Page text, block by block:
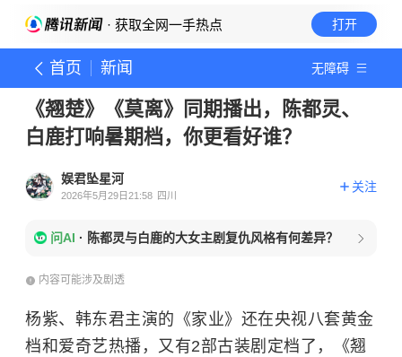
· 获取全网一手热点 打开
首页 新闻 无障碍
《翘楚》《莫离》同期播出，陈都灵、
白鹿打响暑期档，你更看好谁？
娱君坠星河
2026年5月29日21:58 四川
关注
问AI · 陈都灵与白鹿的大女主剧复仇风格有何差异？
内容可能涉及剧透
杨紫、韩东君主演的《家业》还在央视八套黄金
档和爱奇艺热播，又有2部古装剧定档了，《翘